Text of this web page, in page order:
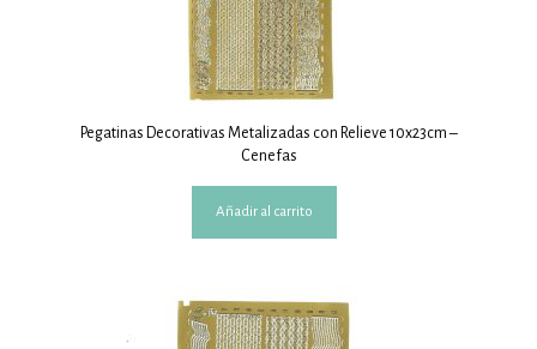
Pegatinas Decorativas Metalizadas con Relieve 10x23cm –
Cenefas
Añadir al carrito